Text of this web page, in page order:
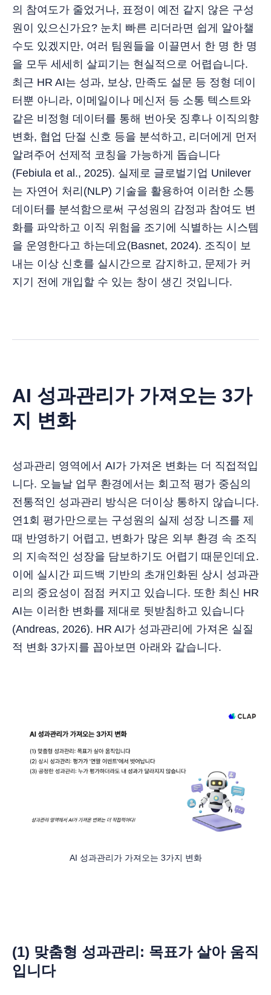
의 참여도가 줄었거나, 표정이 예전 같지 않은 구성
원이 있으신가요? 눈치 빠른 리더라면 쉽게 알아챌
수도 있겠지만, 여러 팀원들을 이끌면서 한 명 한 명
을 모두 세세히 살피기는 현실적으로 어렵습니다.
최근 HR AI는 성과, 보상, 만족도 설문 등 정형 데이
터뿐 아니라, 이메일이나 메신저 등 소통 텍스트와
같은 비정형 데이터를 통해 번아웃 징후나 이직의향
변화, 협업 단절 신호 등을 분석하고, 리더에게 먼저
알려주어 선제적 코칭을 가능하게 돕습니다
(Febiula et al., 2025). 실제로 글로벌기업 Unilever
는 자연어 처리(NLP) 기술을 활용하여 이러한 소통
데이터를 분석함으로써 구성원의 감정과 참여도 변
화를 파악하고 이직 위험을 조기에 식별하는 시스템
을 운영한다고 하는데요(Basnet, 2024). 조직이 보
내는 이상 신호를 실시간으로 감지하고, 문제가 커
지기 전에 개입할 수 있는 창이 생긴 것입니다.
AI 성과관리가 가져오는 3가
지 변화
성과관리 영역에서 AI가 가져온 변화는 더 직접적입
니다. 오늘날 업무 환경에서는 회고적 평가 중심의
전통적인 성과관리 방식은 더이상 통하지 않습니다.
연1회 평가만으로는 구성원의 실제 성장 니즈를 제
때 반영하기 어렵고, 변화가 많은 외부 환경 속 조직
의 지속적인 성장을 담보하기도 어렵기 때문인데요.
이에 실시간 피드백 기반의 초개인화된 상시 성과관
리의 중요성이 점점 커지고 있습니다. 또한 최신 HR
AI는 이러한 변화를 제대로 뒷받침하고 있습니다
(Andreas, 2026). HR AI가 성과관리에 가져온 실질
적 변화 3가지를 꼽아보면 아래와 같습니다.
AI 성과관리가 가져오는 3가지 변화
(1) 맞춤형 성과관리: 목표가 살아 움직
입니다